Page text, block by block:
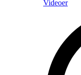
Videoer